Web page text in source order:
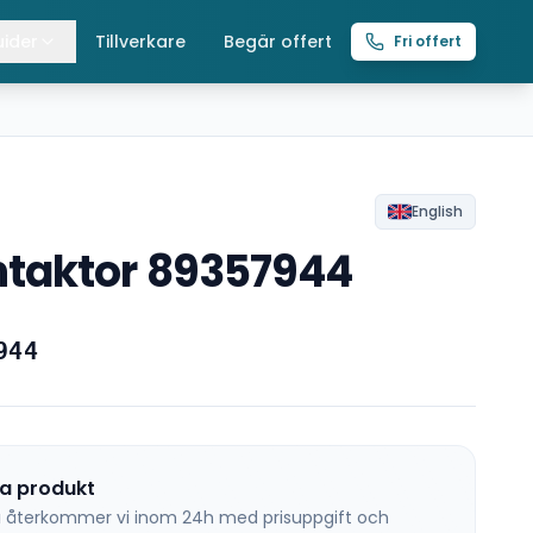
Lintelfrar
Tillverkare Begär offert Fri offert
English
89357944
produkt
återkommer vi inom 24h med prisuppgift och